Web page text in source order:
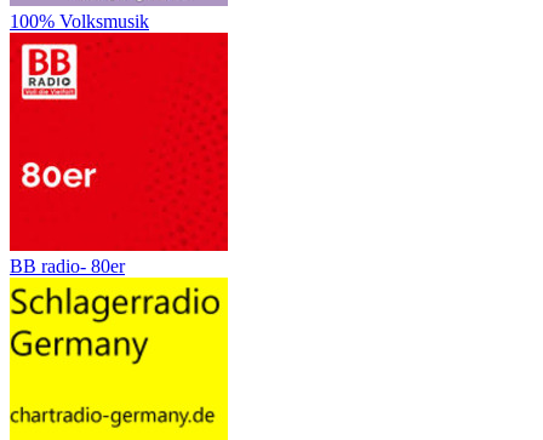
100% Volksmusik
BB radio- 80er